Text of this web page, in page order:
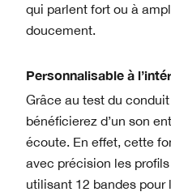
qui parlent fort ou à
doucement.
Personnalisable à
Grâce au test du
bénéficierez d’un son
écoute. En effet, cette
avec précision les
utilisant 12 bandes pour